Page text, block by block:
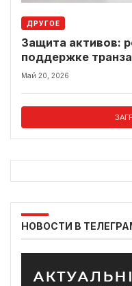
ДРУГОЕ
Защита активов:
поддержке
современном
Май 20, 2026
НОВОСТИ В